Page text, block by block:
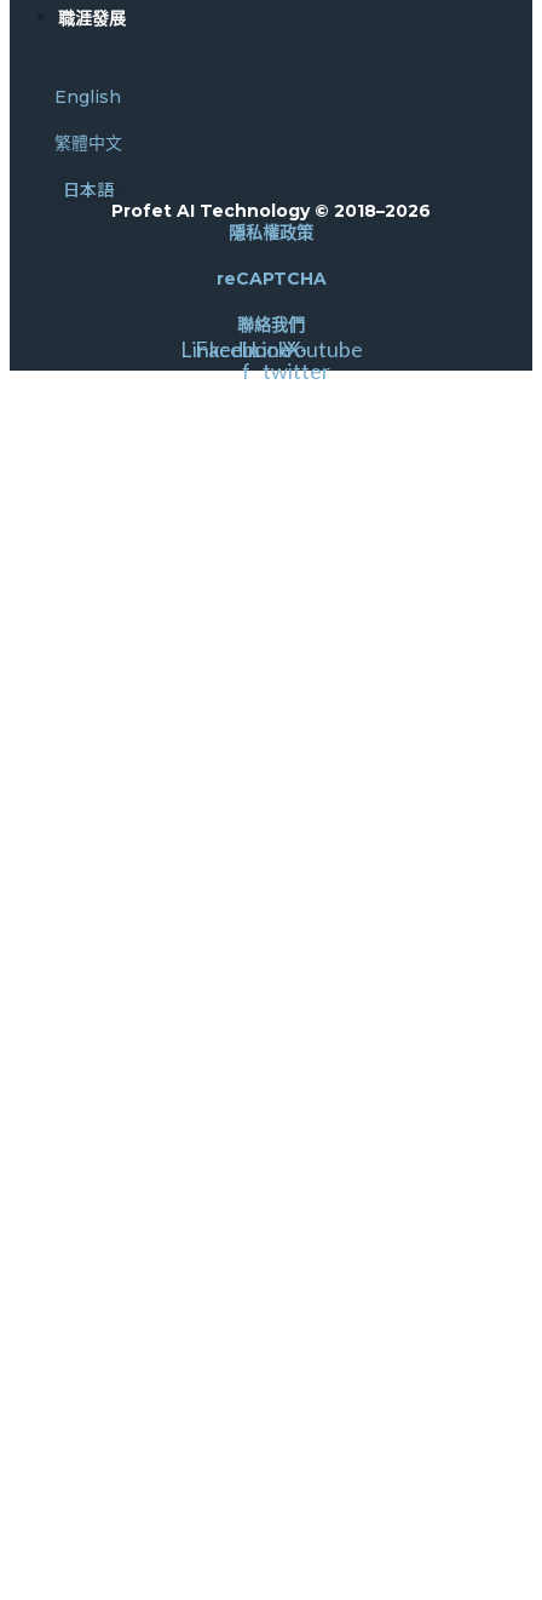
職涯發展
English
繁體中文
日本語
Profet AI Technology © 2018–2026
隱私權政策
reCAPTCHA
聯絡我們
Linkedin
Facebook-
f
LineX-
twitter
Youtube